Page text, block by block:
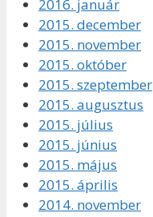
2016. január
2015. december
2015. november
2015. október
2015. szeptember
2015. augusztus
2015. július
2015. június
2015. május
2015. április
2014. november